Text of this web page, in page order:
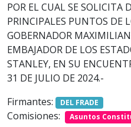
POR EL CUAL SE SOLICITA
PRINCIPALES PUNTOS DE
GOBERNADOR
EMBAJADOR DE LOS
STANLEY, EN SU
31 DE JULIO DE 2024.-
Firmantes:
DEL FRADE
Comisiones: Asuntos